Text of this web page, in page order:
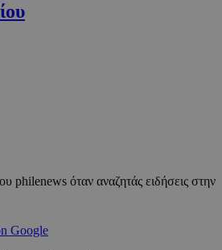
philenews όταν αναζητάς ειδήσεις στην
Google